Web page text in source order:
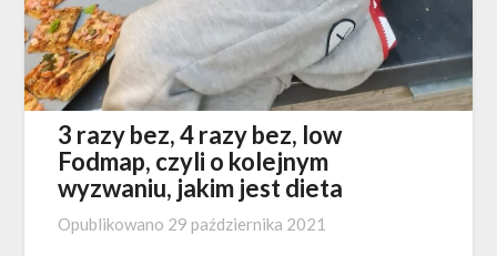
3 razy bez, 4 razy bez, low
Fodmap, czyli o kolejnym
wyzwaniu, jakim jest dieta
Opublikowano 29 października 2021